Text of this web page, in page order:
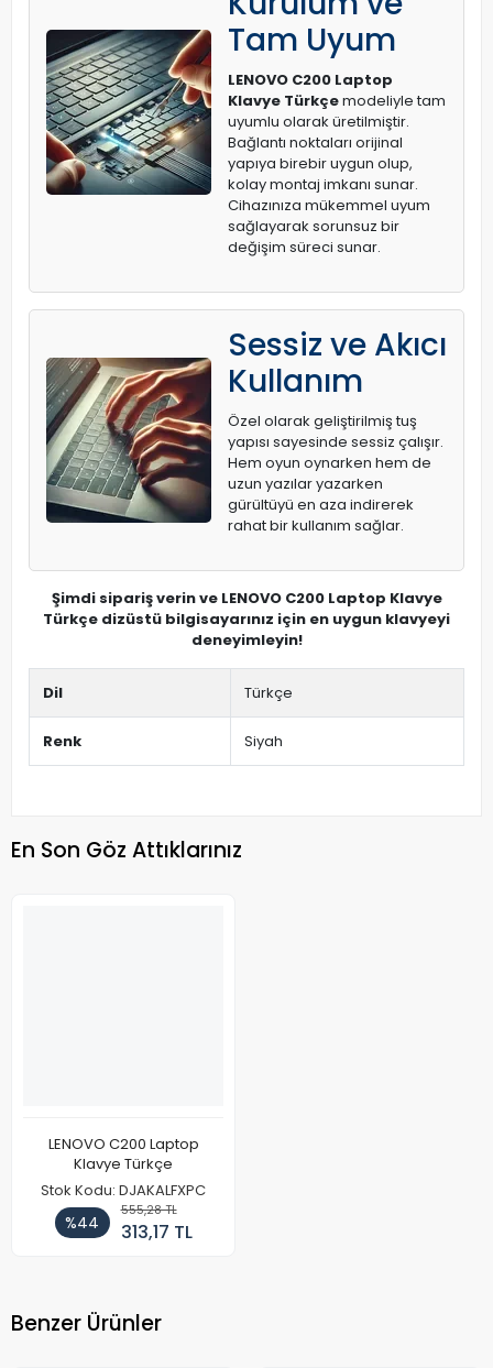
Tam Uyum
LENOVO C200 Laptop
Klavye Türkçemodeliyle tam
uyumlu olarak üretilmiştir.
Bağlantı noktaları orijinal
yapıya birebir uygun olup,
kolay montaj imkanı sunar.
Cihazınıza mükemmel uyum
sağlayarak sorunsuz bir
değişim süreci sunar.
Sessiz ve Akıcı
Kullanım
Özel olarak geliştirilmiş tuş
yapısı sayesinde sessiz çalışır.
Hem oyun oynarken hem de
uzun yazılar yazarken
gürültüyü en aza indirerek
rahat bir kullanım sağlar.
Şimdi sipariş verin ve LENOVO C200 Laptop Klavye
Türkçe dizüstü bilgisayarınız için en uygun klavyeyi
deneyimleyin!
Dil Türkçe
Renk Siyah
En Son Göz Attıklarınız
LENOVO C200 Laptop
Klavye Türkçe
Stok Kodu: DJAKALFXPC
%44
555,28 TL
313,17 TL
Benzer Ürünler